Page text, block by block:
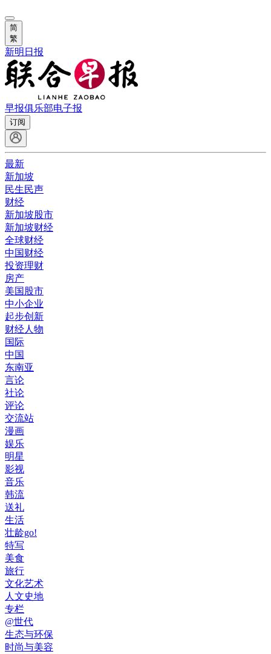
简
繁
新明日报
早报俱乐部电子报
订阅
最新
新加坡
民生民声
财经
新加坡股市
新加坡财经
全球财经
中国财经
投资理财
房产
美国股市
中小企业
起步创新
财经人物
国际
中国
东南亚
言论
社论
评论
交流站
漫画
娱乐
明星
影视
音乐
韩流
送礼
生活
壮龄go!
特写
美食
旅行
文化艺术
人文史地
专栏
@世代
生态与环保
时尚与美容